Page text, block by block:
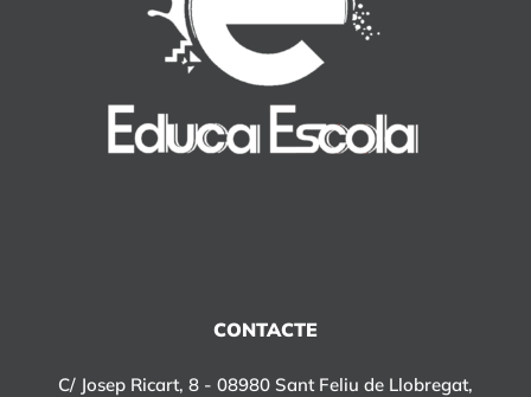
CONTACTE
C/ Josep Ricart, 8 - 08980 Sant Feliu de Llobregat,